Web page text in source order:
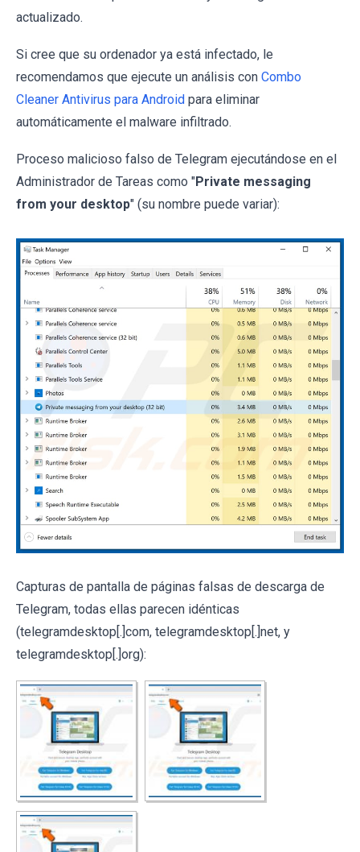
actualizado.
Si cree que su ordenador ya está infectado, le
recomendamos que ejecute un análisis con Combo
Cleaner Antivirus para Android para eliminar
automáticamente el malware infiltrado.
Proceso malicioso falso de Telegram ejecutándose en el
Administrador de Tareas como "Private messaging
from your desktop" (su nombre puede variar):
Capturas de pantalla de páginas falsas de descarga de
Telegram, todas ellas parecen idénticas
(telegramdesktop[.]com, telegramdesktop[.]net, y
telegramdesktop[.]org):